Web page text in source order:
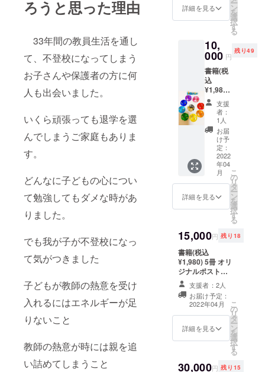
ろうと思った理由
33年間の教員生活を通し
て、不登校になってしまう
お子さんや保護者の方に何
人も出会いました。
いくら頑張っても退学を選
んでしまうご家庭もありま
す。
どんなに子どもの心につい
て勉強してもダメな時があ
りました。
でも我が子が不登校になっ
て気がつきました
子どもが教師の熱意を受け
入れるにはエネルギーが足
りないこと
教師の熱意が時には親を追
い詰めてしまうこと
だきま
す。備
望とご
記入く
ださい
(リター
ンお届
け氏名
と掲載
名が異
なる場
合は掲
載希望
名も合
わせて
ご記入
し4コマ
クーリ
ング
族」を
追加提
供(なく
なり次
第締め
切りと
させて
いただ
きます)
②書籍
のクラ
ウド
ファン
グ支援
者の
前を掲
ていた
だきま
す。備
考欄に
掲載希
望とご
(リター
ンお届
名が異
にクラ
グ成功
チャレ
典リ
ターン
として
① ご支
援者全
員の中
から全
プロ
ジェク
ト限定
300のア
メノウ
ズメポ
スト
カード1
くなり
め切り
とさせ
ていた
だきま
す) ②書
籍のク
ラウド
ディン
グ支援
にお名
ンジ特典リター
ンとして ①備考
ださったご支援
者の中から全プ
ロジェクト限定
300のイラスト
レーター書き下
ろし4コマ漫画
「ホームスクー
リング族」を追
加提供(なくなり
次第締め切りと
させていただき
ます) ②書籍のク
ラウドファン
ディング支援者
のページにお名
いただきます。
備考欄に掲載希
届け氏名と掲載
は掲載希望名も
合わせてご記入
ください)
詳細を見る ー
ン
を
選
択
す
る
10,
000 円
残り49
書籍(税
込
¥1,980)
1冊 オ
リジナ
ルポス
トカー
ド（4枚
セット)
オルゴ
ナイト
勾玉ス
トラッ
プ1個
イラス
き下ろ
し4コマ
漫画小
冊子
「ホー
クーリ
ング
族」 著
者のオ
ンライ
セッ
支援
者：
1人
お届
け予
定：
2022
年04
月
詳細を見る
こ
の
リ
タ
ー
ン
を
選
択
す
る
15,000円 残り18
書籍(税込
¥1,980) 5冊 オリ
ジナルポスト
カード（4枚セッ
ト）5組 送料 お
礼状 ※通常より
1,650円以上お得
さらにクラウド
ファンディング
「不登校支援」
支援者：2人
お届け予定：
2022年04月
詳細を見る
こ
の
リ
タ
ー
ン
を
選
択
す
る
30,000円 残り15